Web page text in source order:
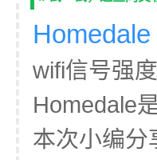
Homedale
wifi信号强
Homedale
本次小编分